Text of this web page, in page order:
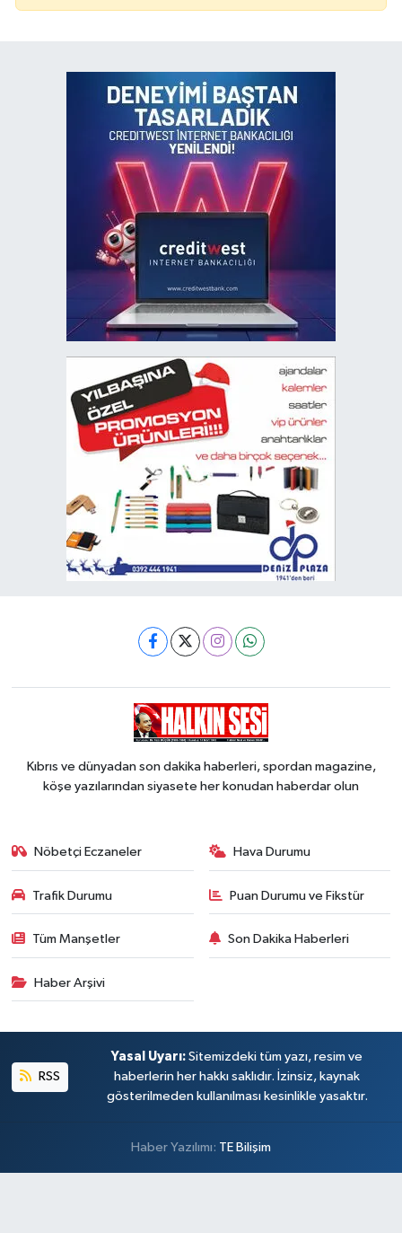
Kıbrıs ve dünyadan son dakika haberleri, spordan magazine,
köşe yazılarından siyasete her konudan haberdar olun
Nöbetçi Eczaneler Hava Durumu
Trafik Durumu Puan Durumu ve Fikstür
Tüm Manşetler Son Dakika Haberleri
Haber Arşivi
RSS
Yasal Uyarı: Sitemizdeki tüm yazı, resim ve
haberlerin her hakkı saklıdır. İzinsiz, kaynak
gösterilmeden kullanılması kesinlikle yasaktır.
Haber Yazılımı: TE Bilişim